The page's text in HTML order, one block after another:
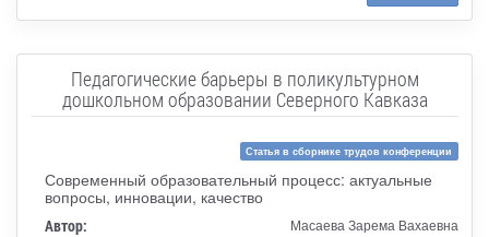
Педагогические барьеры в поликультурном
дошкольном образовании Северного Кавказа
Статья в сборнике трудов конференции
Современный образовательный процесс: актуальные
вопросы, инновации, качество
Автор: Масаева Зарема Вахаевна